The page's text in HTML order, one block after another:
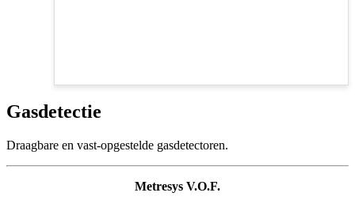
Gasdetectie
Draagbare en vast-opgestelde gasdetectoren.
Metresys V.O.F.